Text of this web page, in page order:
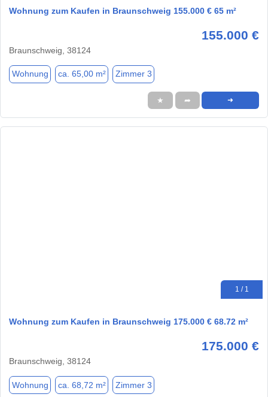
Wohnung zum Kaufen in Braunschweig 155.000 € 65 m²
155.000 €
Braunschweig, 38124
Wohnung ca. 65,00 m² Zimmer 3
★ ➦ ➜
1 / 1
Wohnung zum Kaufen in Braunschweig 175.000 € 68.72 m²
175.000 €
Braunschweig, 38124
Wohnung ca. 68,72 m² Zimmer 3